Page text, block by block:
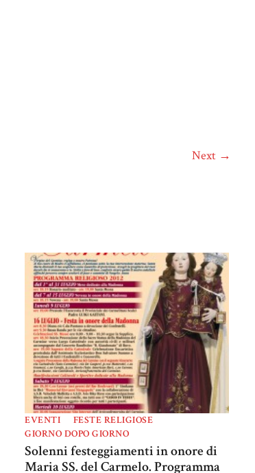
Next →
EVENTI
FESTE RELIGIOSE
GIORNO DOPO GIORNO
Solenni festeggiamenti in onore di
Maria SS. del Carmelo. Programma